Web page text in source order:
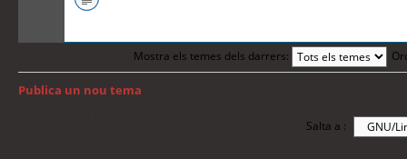
Mostra els temes dels darrers:
Publica un nou tema
Salta a :